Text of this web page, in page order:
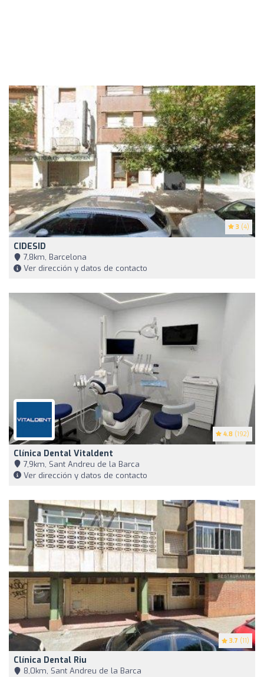
3 (4)
CIDESID
7,8km, Barcelona
Ver dirección y datos de contacto
4.8 (192)
Clínica Dental Vitaldent
7,9km, Sant Andreu de la Barca
Ver dirección y datos de contacto
3.7 (11)
Clínica Dental Riu
8,0km, Sant Andreu de la Barca